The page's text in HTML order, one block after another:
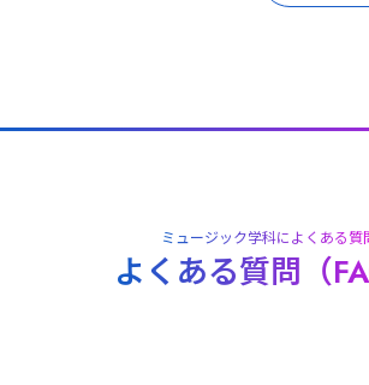
ミュージック学科によくある質
よくある質問（